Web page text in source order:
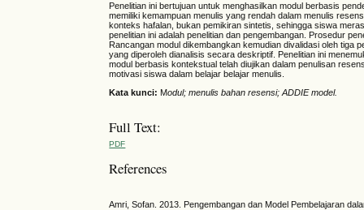
Penelitian ini bertujuan untuk menghasilkan modul berbasis
memiliki kemampuan menulis yang rendah dalam menulis
konteks hafalan, bukan pemikiran sintetis, sehingga siswa
penelitian ini adalah penelitian dan pengembangan. Prosedur
Rancangan modul dikembangkan kemudian divalidasi oleh tiga
yang diperoleh dianalisis secara deskriptif. Penelitian ini
modul berbasis kontekstual telah diujikan dalam penulisan
motivasi siswa dalam belajar belajar menulis.
Kata kunci: Modul;menulis bahan resensi; ADDIE model.
Full Text:
PDF
References
Amri, Sofan. 2013. Pengembangan dan Model Pembelajaran